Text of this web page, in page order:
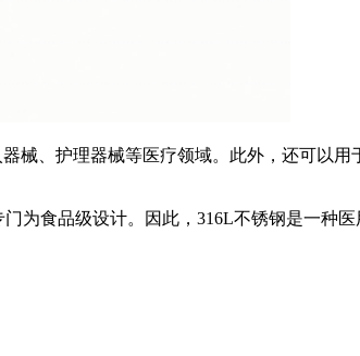
、护理器械等医疗领域。此外，还可以用
食品级设计。因此，316L不锈钢是一种